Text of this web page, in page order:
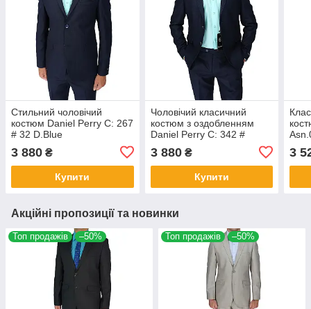
Стильний чоловічий
костюм Daniel Perry C: 267
# 32 D.Blue
3 880 ₴
Купити
Чоловічий класичний
костюм з оздобленням
Daniel Perry C: 342 #
3 880₴
Купити
3
Акційні пропозиції та новинки
Топ продажів –50% Топ продажів –50%